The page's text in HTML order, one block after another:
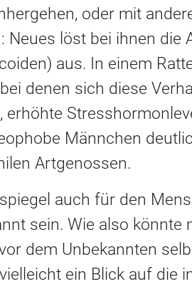
oder mit
Neues löst bei ihnen die
aus. In einem
denen sich diese
Männchen
Artgenossen.
auch für den
sein. Wie also könnte
dem Unbekannten
ein Blick auf die